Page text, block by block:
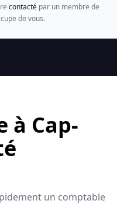
contacté par un membre de
de vous.
à Cap-
un comptable